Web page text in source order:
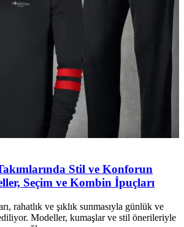
Stil ve Konforun
Seçim ve Kombin İpuçları
rahatlık ve şıklık sunmasıyla günlük ve
Modeller, kumaşlar ve stil önerileriyle